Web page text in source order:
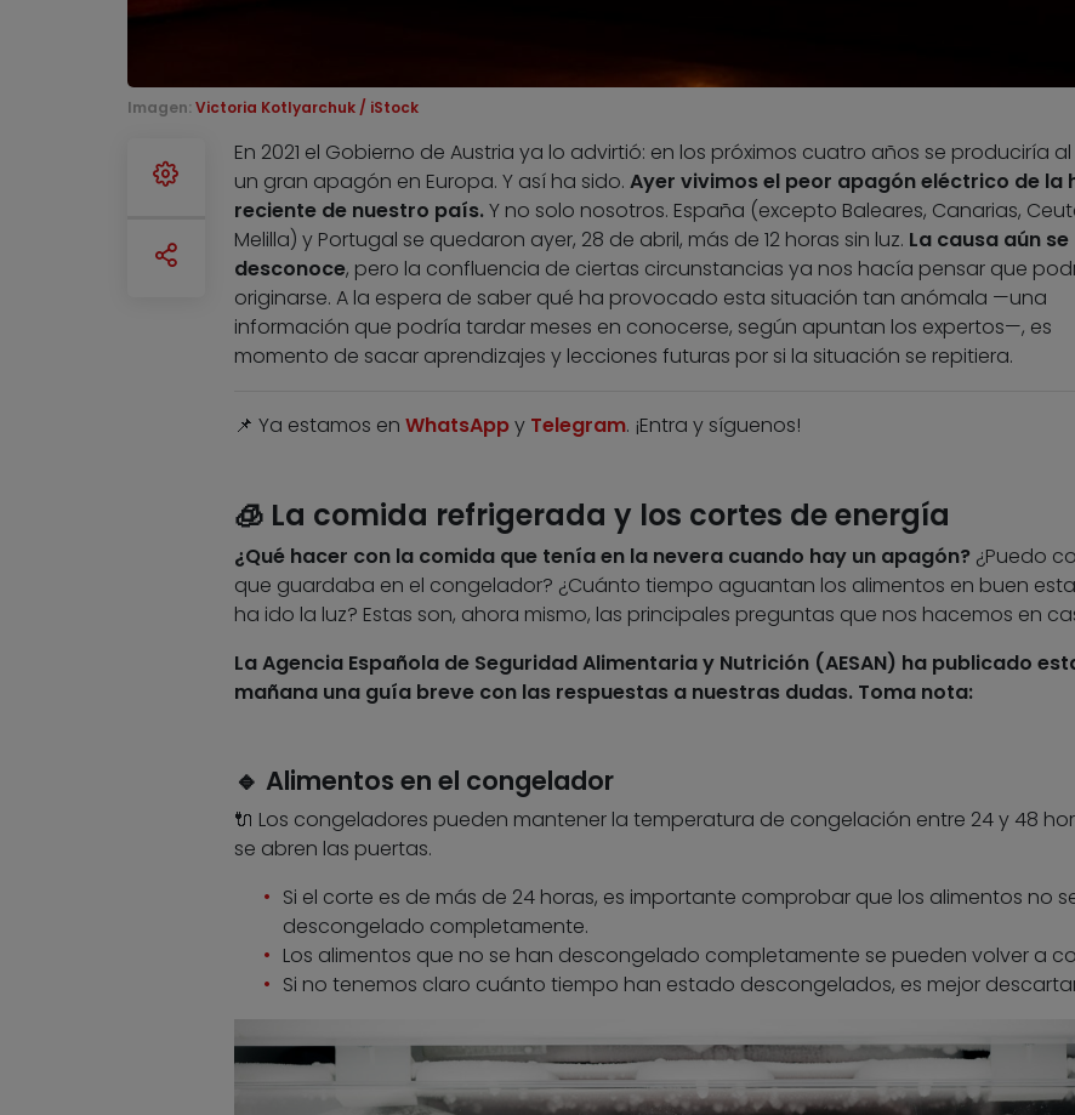
Imagen: Victoria Kotlyarchuk / iStock
En 2021 el Gobierno de Austria ya lo advirtió: en los próximos cuatro años se produciría
un gran apagón en Europa. Y así ha sido. Ayer vivimos el peor apagón eléctrico de la
reciente de nuestro país.Y no solo nosotros. España (excepto Baleares, Canarias,
Melilla) y Portugal se quedaron ayer, 28 de abril, más de 12 horas sin luz. La causa aún se
desconoce, pero la confluencia de ciertas circunstancias ya nos hacía pensar que
originarse. A la espera de saber qué ha provocado esta situación tan anómala —una
información que podría tardar meses en conocerse, según apuntan los expertos—, es
momento de sacar aprendizajes y lecciones futuras por si la situación se repitiera.
📌 Ya estamos en WhatsAppy Telegram. ¡Entra y síguenos!
🧊 La comida refrigerada y los cortes de energía
¿Qué hacer con la comida que tenía en la nevera cuando hay un apagón? ¿Puedo
que guardaba en el congelador? ¿Cuánto tiempo aguantan los alimentos en buen
ha ido la luz? Estas son, ahora mismo, las principales preguntas que nos hacemos en
La Agencia Española de Seguridad Alimentaria y Nutrición (AESAN) ha publicado
mañana una guía breve con las respuestas a nuestras dudas. Toma nota:
🔹 Alimentos en el congelador
🔌 Los congeladores pueden mantener la temperatura de congelación entre 24 y 48
se abren las puertas.
Si el corte es de más de 24 horas, es importante comprobar que los alimentos no
descongelado completamente.
Los alimentos que no se han descongelado completamente se pueden volver a
Si no tenemos claro cuánto tiempo han estado descongelados, es mejor